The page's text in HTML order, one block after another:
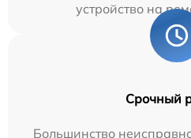
устройство на
Срочный
Большинство